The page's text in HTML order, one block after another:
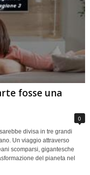
fosse una
0
divisa in tre grandi
Un viaggio attraverso
scomparsi, gigantesche
del pianeta nel